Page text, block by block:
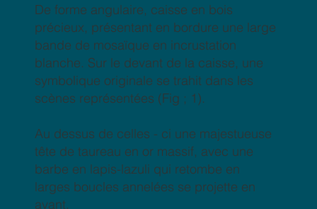
De forme angulaire, caisse en bois
précieux, présentant en bordure une large
bande de mosaïque en incrustation
blanche. Sur le devant de la caisse, une
symbolique originale se trahit dans les
scènes représentées (Fig ; 1).
Au dessus de celles - ci une majestueuse
tête de taureau en or massif, avec une
barbe en lapis-lazuli qui retombe en
larges boucles annelées se projette en
avant.